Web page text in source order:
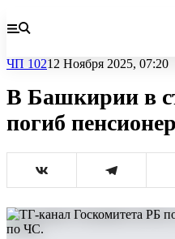
ЧП 10212 Ноября 2025, 07:20
В Башкирии в
погиб пенсионер